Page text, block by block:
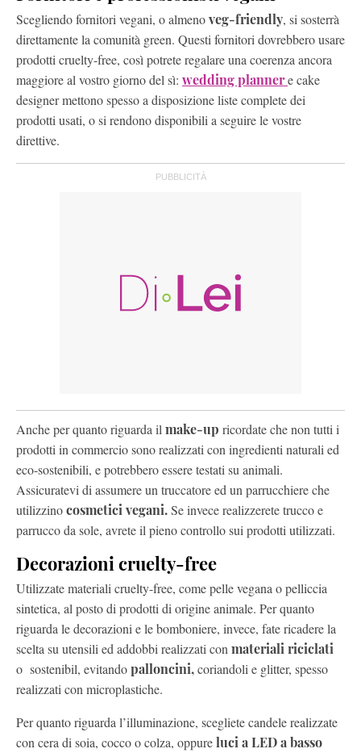
Scegliendo fornitori vegani, o almenoveg-friendly, si sosterrà
direttamente la comunità green. Questi fornitori dovrebbero usare
prodotti cruelty-free, così potrete regalare una coerenza ancora
maggiore al vostro giorno del sì: wedding plannere cake
designer mettono spesso a disposizione liste complete dei
prodotti usati, o si rendono disponibili a seguire le vostre
direttive.
Anche per quanto riguarda il make-up ricordate che non tutti i
prodotti in commercio sono realizzati con ingredienti naturali ed
eco-sostenibili, e potrebbero essere testati su animali.
Assicuratevi di assumere un truccatore ed un parrucchiere che
utilizzinocosmetici vegani.Se invece realizzerete trucco e
parrucco da sole, avrete il pieno controllo sui prodotti utilizzati.
Decorazioni cruelty-free
Utilizzate materiali cruelty-free, come pelle vegana o pelliccia
sintetica, al posto di prodotti di origine animale. Per quanto
riguarda le decorazioni e le bomboniere, invece, fate ricadere la
scelta su utensili ed addobbi realizzati conmateriali riciclati
o sostenibil, evitando ​​palloncini,coriandoli e glitter, spesso
realizzati con microplastiche.
Per quanto riguarda l’illuminazione, scegliete candele realizzate
con cera di soia, cocco o colza, oppureluci a LED a basso